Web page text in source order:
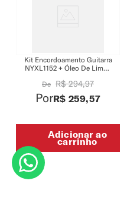
Kit Encordoamento Guitarra
NYXL1152 + Óleo De Limão
PW-PL-03
De R$ 294,97
PorR$ 259,57
Adicionar ao
carrinho